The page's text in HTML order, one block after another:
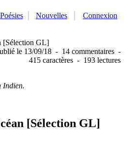
Poésies Nouvelles Connexion
[Sélection GL]
le 13/09/18 - 14 commentaires -
415 caractères - 193 lectures
Indien.
[Sélection GL]